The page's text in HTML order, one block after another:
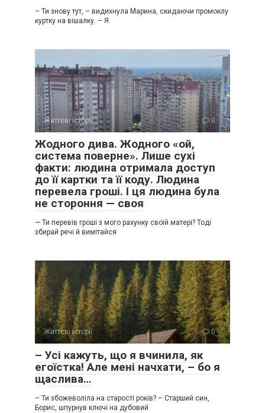
– Ти знову тут, – видихнула Марина, скидаючи промоклу
куртку на вішалку. – Я
Життєві історії 0
Жодного дива. Жодного «ой,
система поверне». Лише сухі
факти: людина отримала доступ
до її картки та її коду. Людина
перевела гроші. І ця людина була
не стороння — своя
— Ти перевів гроші з мого рахунку своїй матері? Тоді
збирай речі й вимітайся
Життєві історії 0
– Усі кажуть, що я вчинила, як
егоїстка! Але мені начхати, – бо я
щаслива…
– Ти збожеволіла на старості років? – Старший син,
Борис, шпурнув ключі на дубовий